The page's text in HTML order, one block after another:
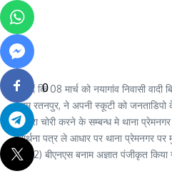
0
बता दें कि 08 मार्च को नयागांव निवासी वादी
ग्राम रतनपुर, ने अपनी स्कूटी को
के द्वारा चोरी करने के सम्बन्ध मे थाना
प्रार्थना पत्र ले आधार पर थाना प्रेमनगर
303(2) बीएनएस बनाम अज्ञात पंजीकृत किया